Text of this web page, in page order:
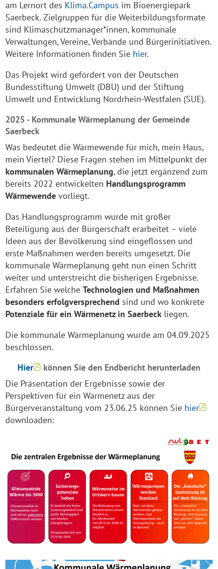
am Lernort des Klima.Campus im Bioenergiepark
Saerbeck. Zielgruppen für die Weiterbildungsformate
sind Klimaschutzmanager*innen, kommunale
Verwaltungen, Vereine, Verbände und Bürgerinitiativen.
Weitere Informationen finden Sie hier.
Das Projekt wird gefördert von der Deutschen
Bundesstiftung Umwelt (DBU) und der Stiftung
Umwelt und Entwicklung Nordrhein-Westfalen (SUE).
2025 - Kommunale Wärmeplanung der Gemeinde
Saerbeck
Was bedeutet die Wärmewende für mich, mein Haus,
mein Viertel? Diese Fragen stehen im Mittelpunkt der
kommunalen Wärmeplanung, die jetzt ergänzend zum
bereits 2022 entwickelten Handlungsprogramm
Wärmewende vorliegt.
Das Handlungsprogramm wurde mit großer
Beteiligung aus der Bürgerschaft erarbeitet – viele
Ideen aus der Bevölkerung sind eingeflossen und
erste Maßnahmen werden bereits umgesetzt. Die
kommunale Wärmeplanung geht nun einen Schritt
weiter und unterstreicht die bisherigen Ergebnisse.
Erfahren Sie welcheTechnologien und Maßnahmen
besonders erfolgversprechend sind und wo konkrete
Potenziale für ein Wärmenetz in Saerbeck liegen.
Die kommunale Wärmeplanung wurde am 04.09.2025
beschlossen.
Hier
können Sie den Endbericht herunterladen
Die Präsentation der Ergebnisse sowie der
Perspektiven für ein Wärmenetz aus der
Bürgerveranstaltung vom 23.06.25 können Sie hier
downloaden: